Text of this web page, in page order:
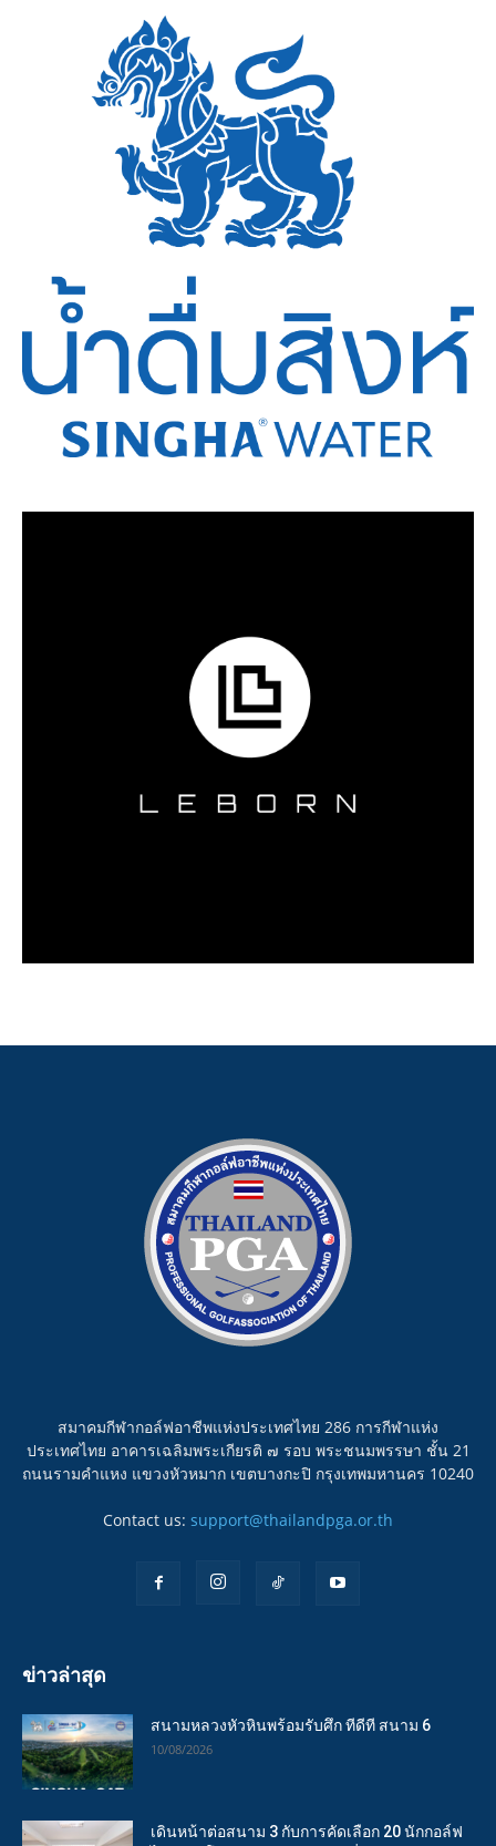
สมาคมกีฬากอล์ฟอาชีพแห่งประเทศไทย 286 การกีฬาแห่ง
ประเทศไทย อาคารเฉลิมพระเกียรติ ๗ รอบ พระชนมพรรษา ชั้น 21
ถนนรามคำแหง แขวงหัวหมาก เขตบางกะปิ กรุงเทพมหานคร 10240
Contact us: support@thailandpga.or.th
ข่าวล่าสุด
สนามหลวงหัวหินพร้อมรับศึก ทีดีที สนาม 6
10/08/2026
เดินหน้าต่อสนาม 3 กับการคัดเลือก 20 นักกอล์ฟ